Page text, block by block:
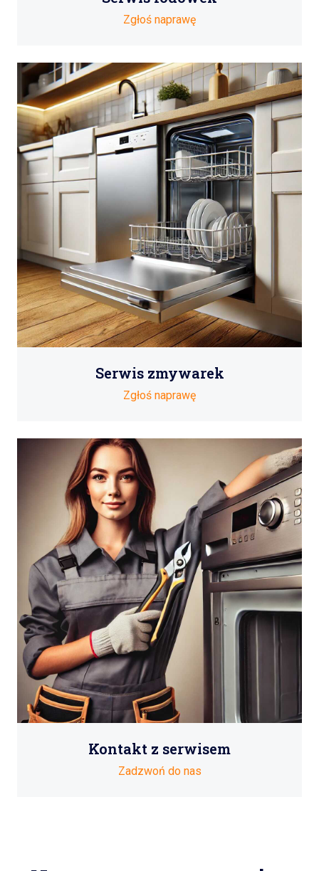
Zgłoś naprawę
Serwis zmywarek
Zgłoś naprawę
Kontakt z serwisem
Zadzwoń do nas